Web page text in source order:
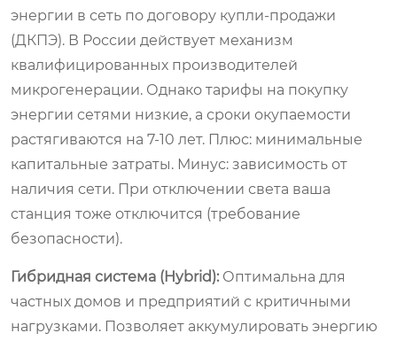
энергии в сеть по договору купли-продажи
(ДКПЭ). В России действует механизм
квалифицированных производителей
микрогенерации. Однако тарифы на покупку
энергии сетями низкие, а сроки окупаемости
растягиваются на 7-10 лет. Плюс: минимальные
капитальные затраты. Минус: зависимость от
наличия сети. При отключении света ваша
станция тоже отключится (требование
безопасности).
Гибридная система (Hybrid): Оптимальна для
частных домов и предприятий с критичными
нагрузками. Позволяет аккумулировать энергию